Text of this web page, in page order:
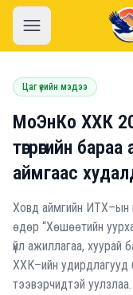
Цаг үеийн мэдээ
МоЭнКо ХХК
төгрөгийн
аймгаас
Ховд аймгийн ИТХ–ын
өдөр “Хөшөөтийн
үйл ажиллагаа, хуурай
ХХК–ийн удирдлагууд
тээвэрчидтэй